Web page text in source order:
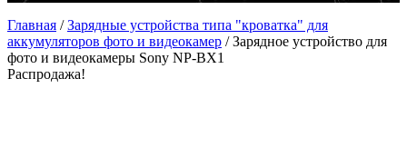
Главная /Зарядные устройства типа "кроватка" для
аккумуляторов фото и видеокамер /Зарядное устройство для
фото и видеокамеры Sony NP-BX1
Распродажа!